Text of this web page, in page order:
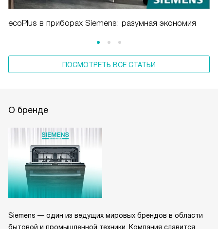
ecoPlus в приборах Siemens: разумная экономия
ПОСМОТРЕТЬ ВСЕ СТАТЬИ
О бренде
Siemens — один из ведущих мировых брендов в области
бытовой и промышленной техники. Компания славится